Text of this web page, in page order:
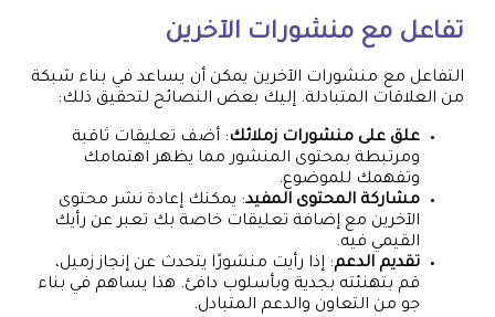
تفاعل مع منشورات الآخرين
التفاعل مع منشورات الآخرين يمكن أن يساعد في بناء شبكة
من العلاقات المتبادلة. إليك بعض النصائح لتحقيق ذلك:
علق على منشورات زملائك: أضف تعليقات ثاقبة
ومرتبطة بمحتوى المنشور مما يظهر اهتمامك
وتفهمك للموضوع.
مشاركة المحتوى المفيد: يمكنك إعادة نشر محتوى
الآخرين مع إضافة تعليقات خاصة بك تعبر عن رأيك
القيمي فيه.
تقديم الدعم: إذا رأيت منشورًا يتحدث عن إنجاز زميل،
قم بتهنئته بجدية وبأسلوب دافئ. هذا يساهم في بناء
جو من التعاون والدعم المتبادل.